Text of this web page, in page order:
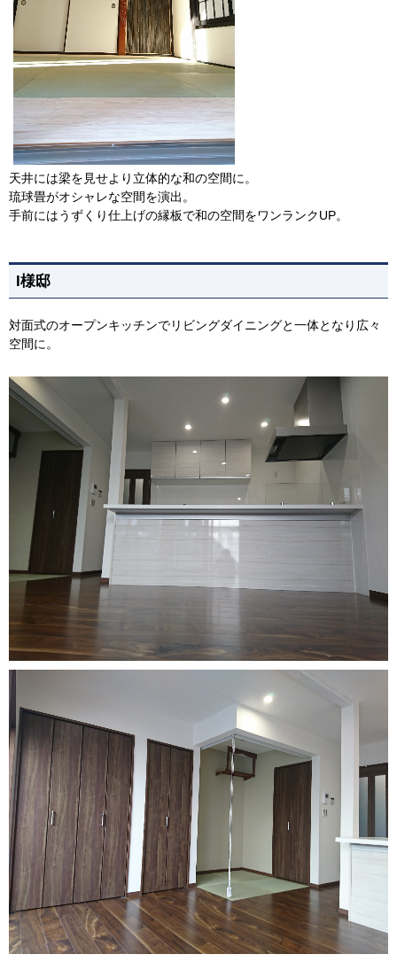
天井には梁を見せより立体的な和の空間に。
琉球畳がオシャレな空間を演出。
手前にはうずくり仕上げの縁板で和の空間をワンランクUP。
I様邸
対面式のオープンキッチンでリビングダイニングと一体となり広々
空間に。